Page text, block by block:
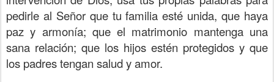
pedirle al Señor que tu familia esté unida, que haya
paz y armonía; que el matrimonio mantenga una
sana relación; que los hijos estén protegidos y que
los padres tengan salud y amor.